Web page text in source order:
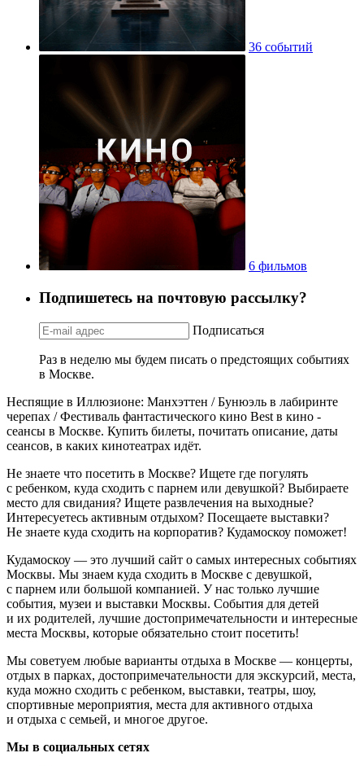
36 событий
6 фильмов
Подпишетесь на почтовую рассылку?
Подписаться
Раз в неделю мы будем писать о предстоящих событиях
в Москве.
Неспящие в Иллюзионе: Манхэттен / Бунюэль в лабиринте
черепах / Фестиваль фантастического кино Best в кино -
сеансы в Москве. Купить билеты, почитать описание, даты
сеансов, в каких кинотеатрах идёт.
Не знаете что посетить в Москве? Ищете где погулять
с ребенком, куда сходить с парнем или девушкой? Выбираете
место для свидания? Ищете развлечения на выходные?
Интересуетесь активным отдыхом? Посещаете выставки?
Не знаете куда сходить на корпоратив? Кудамоскоу поможет!
Кудамоскоу — это лучший сайт о самых интересных событиях
Москвы. Мы знаем куда сходить в Москве с девушкой,
с парнем или большой компанией. У нас только лучшие
события, музеи и выставки Москвы. События для детей
и их родителей, лучшие достопримечательности и интересные
места Москвы, которые обязательно стоит посетить!
Мы советуем любые варианты отдыха в Москве — концерты,
отдых в парках, достопримечательности для экскурсий, места,
куда можно сходить с ребенком, выставки, театры, шоу,
спортивные мероприятия, места для активного отдыха
и отдыха с семьей, и многое другое.
Мы в социальных сетях